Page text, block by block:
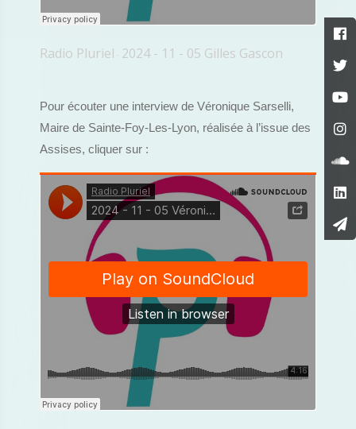
Radio Pluriel · 2024 - 11 - 05 Gilles Gascon
Pour écouter une interview de Véronique Sarselli,
Maire de Sainte-Foy-Les-Lyon, réalisée à l’issue des
Assises, cliquer sur :